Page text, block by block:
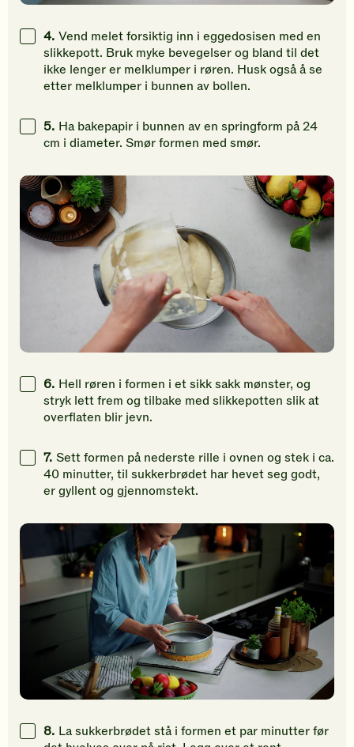
4. Vend melet forsiktig inn i eggedosisen med en
slikkepott. Bruk myke bevegelser og bland til det
ikke lenger er melklumper i røren. Husk også å se
etter melklumper i bunnen av bollen.
5. Ha bakepapir i bunnen av en springform på 24
cm i diameter. Smør formen med smør.
6. Hell røren i formen i et sikk sakk mønster, og
stryk lett frem og tilbake med slikkepotten slik at
overflaten blir jevn.
7. Sett formen på nederste rille i ovnen og stek i ca.
40 minutter, til sukkerbrødet har hevet seg godt,
er gyllent og gjennomstekt.
8. La sukkerbrødet stå i formen et par minutter før